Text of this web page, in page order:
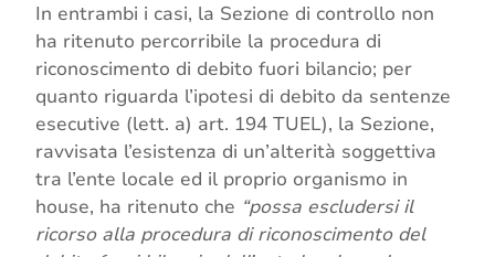
In entrambi i casi, la Sezione di controllo non
ha ritenuto percorribile la procedura di
riconoscimento di debito fuori bilancio; per
quanto riguarda l’ipotesi di debito da sentenze
esecutive (lett. a) art. 194 TUEL), la Sezione,
ravvisata l’esistenza di un’alterità soggettiva
tra l’ente locale ed il proprio organismo in
house, ha ritenuto che “possa escludersi il
ricorso alla procedura di riconoscimento del